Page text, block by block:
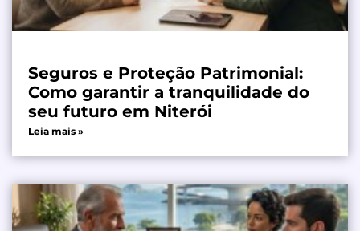
Seguros e Proteção Patrimonial:
Como garantir a tranquilidade do
seu futuro em Niterói
Leia mais »